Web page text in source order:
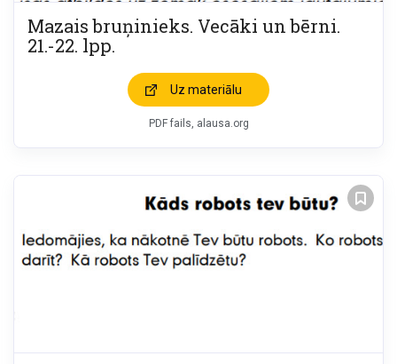
Mazais bruņinieks. Vecāki un bērni.
21.-22. lpp.
Uz materiālu
PDF fails, alausa.org